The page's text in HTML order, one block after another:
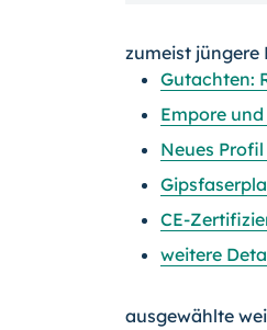
zumeist jüngere
Gutachten:
Empore
Neues
CE-
weitere
ausgewählte